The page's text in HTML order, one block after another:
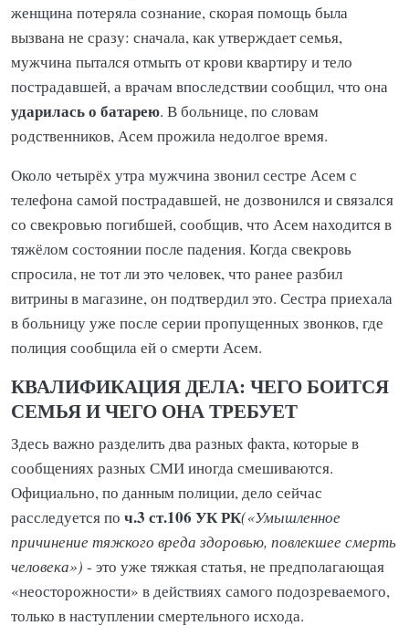
женщина потеряла сознание, скорая помощь была
вызвана не сразу: сначала, как утверждает семья,
мужчина пытался отмыть от крови квартиру и тело
пострадавшей, а врачам впоследствии сообщил, что она
ударилась о батарею. В больнице, по словам
родственников, Асем прожила недолгое время.
Около четырёх утра мужчина звонил сестре Асем с
телефона самой пострадавшей, не дозвонился и связался
со свекровью погибшей, сообщив, что Асем находится в
тяжёлом состоянии после падения. Когда свекровь
спросила, не тот ли это человек, что ранее разбил
витрины в магазине, он подтвердил это. Сестра приехала
в больницу уже после серии пропущенных звонков, где
полиция сообщила ей о смерти Асем.
КВАЛИФИКАЦИЯ ДЕЛА: ЧЕГО БОИТСЯ
СЕМЬЯ И ЧЕГО ОНА ТРЕБУЕТ
Здесь важно разделить два разных факта, которые в
сообщениях разных СМИ иногда смешиваются.
Официально, по данным полиции, дело сейчас
расследуется по ч.3 ст.106 УК РК(«Умышленное
причинение тяжкого вреда здоровью, повлекшее смерть
человека») - это уже тяжкая статья, не предполагающая
«неосторожности» в действиях самого подозреваемого,
только в наступлении смертельного исхода.